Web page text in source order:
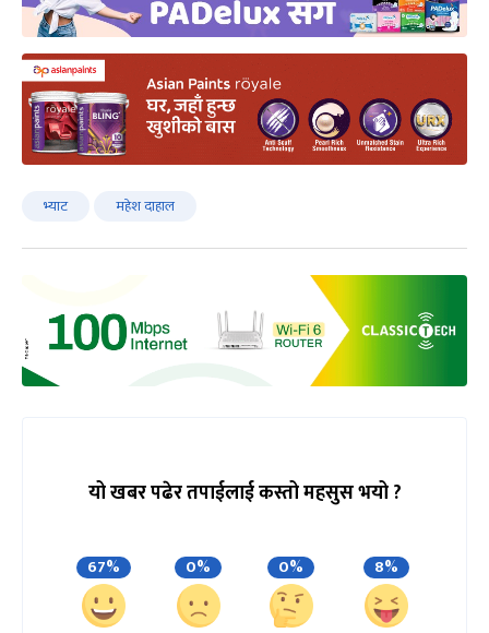
भ्याट महेश दाहाल
यो खबर पढेर तपाईलाई कस्तो महसुस भयो ?
67% 0% 0% 8%